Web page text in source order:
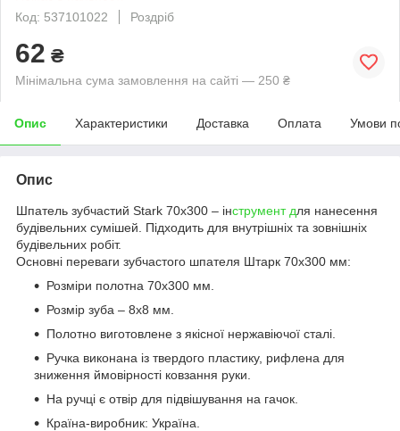
Код: 537101022
Роздріб
62 ₴
Мінімальна сума замовлення на сайті — 250 ₴
Опис Характеристики Доставка Оплата Умови
Опис
Шпатель зубчастий Stark 70х300 – інструмент для нанесення
будівельних сумішей. Підходить для внутрішніх та зовнішніх
будівельних робіт.
Основні переваги зубчастого шпателя Штарк 70х300 мм:
Розміри полотна 70х300 мм.
Розмір зуба – 8х8 мм.
Полотно виготовлене з якісної нержавіючої сталі.
Ручка виконана із твердого пластику, рифлена для
зниження ймовірності ковзання руки.
На ручці є отвір для підвішування на гачок.
Країна-виробник: Україна.